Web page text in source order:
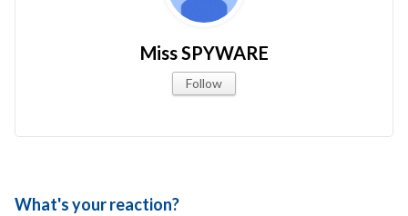
Miss SPYWARE
Follow
What's your reaction?